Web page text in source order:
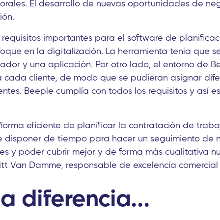
El desarrollo de nuevas oportunidades de
importantes para el software de
en la digitalización. La herramienta tenía que
y una aplicación. Por otro lado, el entorno de
cliente, de modo que se pudieran asignar
Beeple cumplía con todos los requisitos y así
eficiente de planificar la contratación de
disponer de tiempo para hacer un seguimiento de
y poder cubrir mejor y de forma más cualitativa
Van Damme, responsable de excelencia
diferencia...